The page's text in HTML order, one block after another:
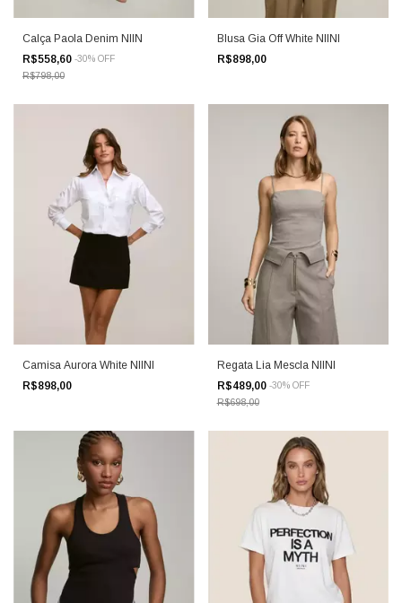
Calça Paola Denim NIIN
R$558,60 -30% OFF
R$798,00
Blusa Gia Off White NIINI
R$898,00
Camisa Aurora White NIINI
R$898,00
Regata Lia Mescla NIINI
R$489,00 -30% OFF
R$698,00